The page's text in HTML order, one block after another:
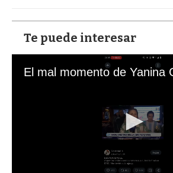
Te puede interesar